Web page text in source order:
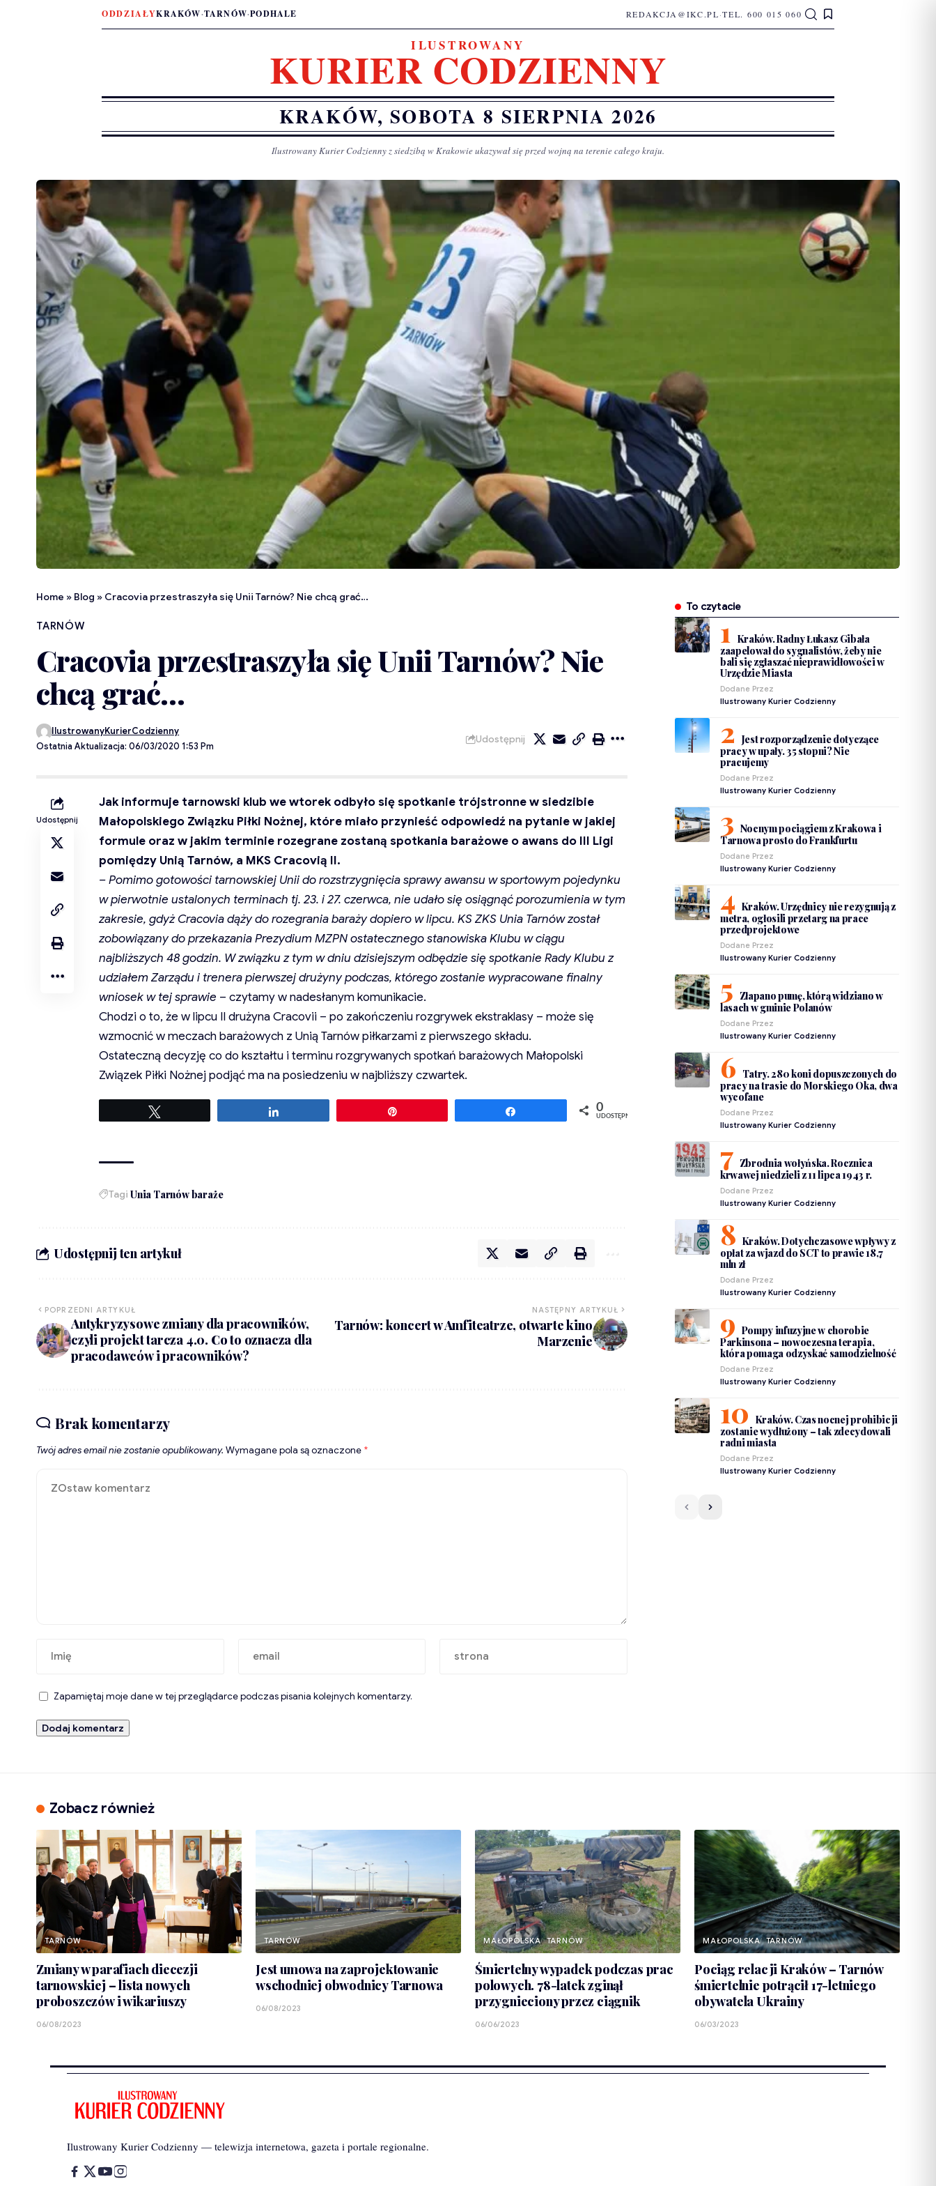
ODDZIAŁYKRAKÓW·TARNÓW·PODHALE REDAKCJA@IKC.PL·TEL. 600 015 060
ILUSTROWANY
KURIER CODZIENNY
KRAKÓW, SOBOTA 8 SIERPNIA 2026
Ilustrowany Kurier Codzienny z siedzibą w Krakowie ukazywał się przed wojną na terenie całego kraju.
Home » Blog » Cracovia przestraszyła się Unii Tarnów? Nie chcą grać…
TARNÓW
Cracovia przestraszyła się Unii Tarnów? Nie
chcą grać…
Ostatnia Aktualizacja: 06/03/2020 1:53 Pm
IlustrowanyKurierCodzienny
Udostępnij
Udostępnij
Jak informuje tarnowski klub we wtorek odbyło się spotkanie trójstronne w siedzibie
Małopolskiego Związku Piłki Nożnej, które miało przynieść odpowiedź na pytanie w jakiej
formule oraz w jakim terminie rozegrane zostaną spotkania barażowe o awans do III Ligi
pomiędzy Unią Tarnów, a MKS Cracovią II.
– Pomimo gotowości tarnowskiej Unii do rozstrzygnięcia sprawy awansu w sportowym pojedynku
w pierwotnie ustalonych terminach tj. 23. i 27. czerwca, nie udało się osiągnąć porozumienia w tym
zakresie, gdyż Cracovia dąży do rozegrania baraży dopiero w lipcu. KS ZKS Unia Tarnów został
zobowiązany do przekazania Prezydium MZPN ostatecznego stanowiska Klubu w ciągu
najbliższych 48 godzin. W związku z tym w dniu dzisiejszym odbędzie się spotkanie Rady Klubu z
udziałem Zarządu i trenera pierwszej drużyny podczas, którego zostanie wypracowane finalny
wniosek w tej sprawie – czytamy w nadesłanym komunikacie.
Chodzi o to, że w lipcu II drużyna Cracovii – po zakończeniu rozgrywek ekstraklasy – może się
wzmocnić w meczach barażowych z Unią Tarnów piłkarzami z pierwszego składu.
Ostateczną decyzję co do kształtu i terminu rozgrywanych spotkań barażowych Małopolski
Związek Piłki Nożnej podjąć ma na posiedzeniu w najbliższy czwartek.
0
UDOSTĘPNIEŃ
Tagi Unia Tarnów baraże
Udostępnij ten artykuł
POPRZEDNI ARTYKUŁ
Antykryzysowe zmiany dla pracowników,
czyli projekt tarcza 4.0. Co to oznacza dla
pracodawców i pracowników?
NASTĘPNY ARTYKUŁ
Tarnów: koncert w Amfiteatrze, otwarte kino
Marzenie
Brak komentarzy
Twój adres email nie zostanie opublikowany. Wymagane pola są oznaczone *
Zapamiętaj moje dane w tej przeglądarce podczas pisania kolejnych komentarzy.
To czytacie
Kraków. Radny Łukasz Gibała
zaapelował do sygnalistów, żeby nie
bali się zgłaszać nieprawidłowości w
Urzędzie Miasta
Dodane Przez
Ilustrowany Kurier Codzienny
Jest rozporządzenie dotyczące
pracy w upały. 35 stopni? Nie
pracujemy
Dodane Przez
Ilustrowany Kurier Codzienny
Nocnym pociągiem z Krakowa i
Tarnowa prosto do Frankfurtu
Dodane Przez
Ilustrowany Kurier Codzienny
Kraków. Urzędnicy nie rezygnują z
metra, ogłosili przetarg na prace
przedprojektowe
Dodane Przez
Ilustrowany Kurier Codzienny
Złapano pumę, którą widziano w
lasach w gminie Polanów
Dodane Przez
Ilustrowany Kurier Codzienny
Tatry. 280 koni dopuszczonych do
pracy na trasie do Morskiego Oka, dwa
wycofane
Dodane Przez
Ilustrowany Kurier Codzienny
Zbrodnia wołyńska. Rocznica
krwawej niedzieli z 11 lipca 1943 r.
Dodane Przez
Ilustrowany Kurier Codzienny
Kraków. Dotychczasowe wpływy z
opłat za wjazd do SCT to prawie 18,7
mln zł
Dodane Przez
Ilustrowany Kurier Codzienny
Pompy infuzyjne w chorobie
Parkinsona – nowoczesna terapia,
która pomaga odzyskać samodzielność
Dodane Przez
Ilustrowany Kurier Codzienny
Kraków. Czas nocnej prohibicji
zostanie wydłużony – tak zdecydowali
radni miasta
Dodane Przez
Ilustrowany Kurier Codzienny
Zobacz również
TARNÓW
Zmiany w parafiach diecezji
tarnowskiej – lista nowych
proboszczów i wikariuszy
06/08/2023
TARNÓW
Jest umowa na zaprojektowanie
wschodniej obwodnicy Tarnowa
06/08/2023
MAŁOPOLSKA TARNÓW
Śmiertelny wypadek podczas prac
polowych. 78-latek zginął
przygnieciony przez ciągnik
06/06/2023
MAŁOPOLSKA TARNÓW
Pociąg relacji Kraków – Tarnów
śmiertelnie potrącił 17-letniego
obywatela Ukrainy
06/03/2023
Ilustrowany Kurier Codzienny — telewizja internetowa, gazeta i portale regionalne.